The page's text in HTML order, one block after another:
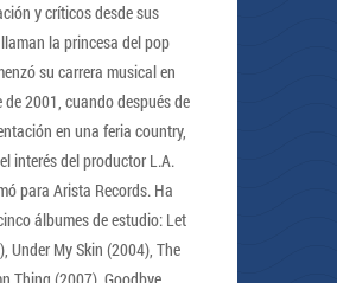
y críticos desde sus
la princesa del pop
su carrera musical en
de 2001, cuando después de
en una feria country,
interés del productor L.A.
para Arista Records. Ha
álbumes de estudio: Let
Under My Skin (2004), The